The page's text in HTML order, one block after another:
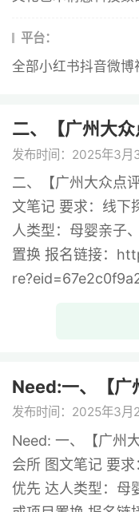
平台：
全部小红书抖音微博
发布时间：2025年3月
二、【广州大众点
文笔记 要求：线下
人类型：母婴亲子
置换 报名链接：
发布时间：2025年3月
Need: 一、【广州
会所 图文笔记 要
优先 达人类型：母